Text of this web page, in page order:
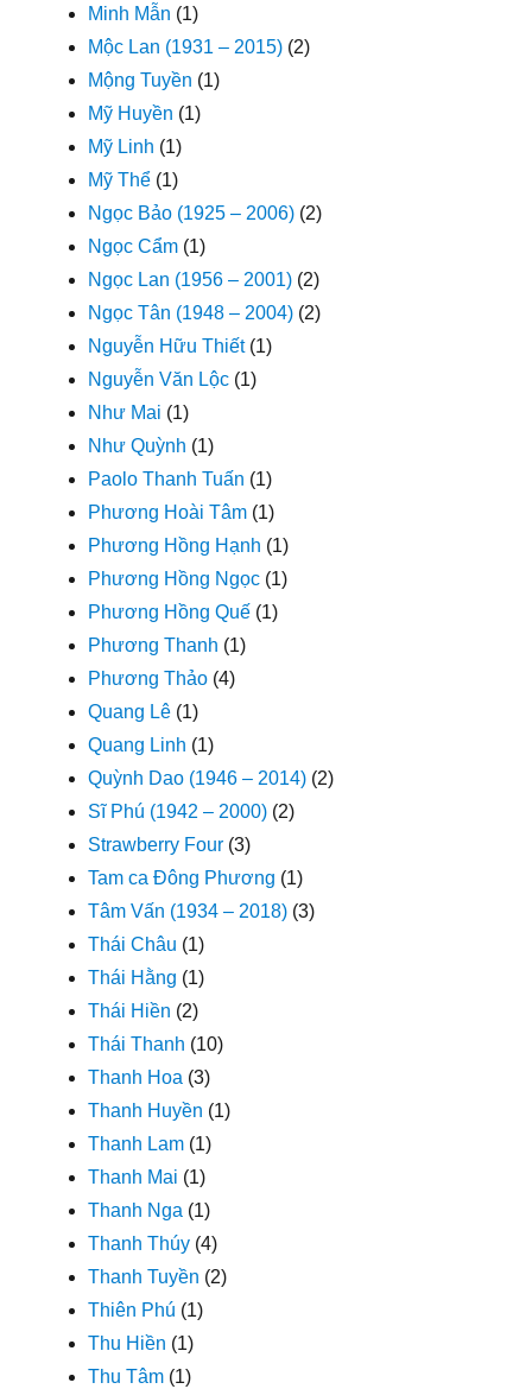
Minh Mẫn (1)
Mộc Lan (1931 – 2015) (2)
Mộng Tuyền (1)
Mỹ Huyền (1)
Mỹ Linh (1)
Mỹ Thể (1)
Ngọc Bảo (1925 – 2006) (2)
Ngọc Cẩm (1)
Ngọc Lan (1956 – 2001) (2)
Ngọc Tân (1948 – 2004) (2)
Nguyễn Hữu Thiết(1)
Nguyễn Văn Lộc (1)
Như Mai (1)
Như Quỳnh (1)
Paolo Thanh Tuấn (1)
Phương Hoài Tâm (1)
Phương Hồng Hạnh (1)
Phương Hồng Ngọc (1)
Phương Hồng Quế (1)
Phương Thanh (1)
Phương Thảo (4)
Quang Lê (1)
Quang Linh (1)
Quỳnh Dao (1946 – 2014) (2)
Sĩ Phú (1942 – 2000) (2)
Strawberry Four (3)
Tam ca Đông Phương (1)
Tâm Vấn (1934 – 2018) (3)
Thái Châu (1)
Thái Hằng (1)
Thái Hiền (2)
Thái Thanh (10)
Thanh Hoa (3)
Thanh Huyền (1)
Thanh Lam (1)
Thanh Mai (1)
Thanh Nga (1)
Thanh Thúy (4)
Thanh Tuyền (2)
Thiên Phú (1)
Thu Hiền (1)
Thu Tâm (1)